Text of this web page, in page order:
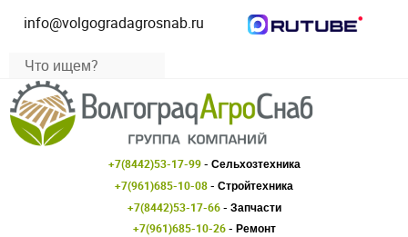
info@volgogradagrosnab.ru
+7(8442)53-17-99- Сельхозтехника
+7(961)685-10-08- Стройтехника
+7(8442)53-17-66- Запчасти
+7(961)685-10-26- Ремонт